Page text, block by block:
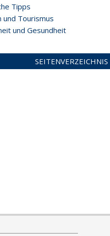
Tipps
und Tourismus
und Gesundheit
SEITENVERZEICHNIS